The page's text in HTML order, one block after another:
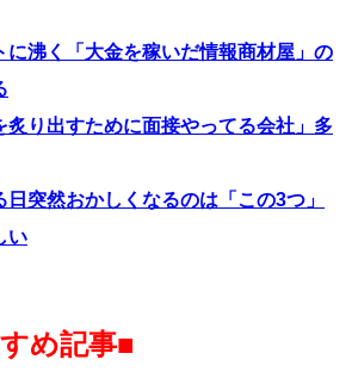
に沸く「大金を稼いだ情報商材屋」の
炙り出すために面接やってる会社」多
日突然おかしくなるのは「この3つ」
い
め記事■